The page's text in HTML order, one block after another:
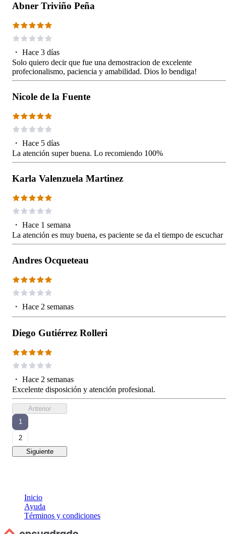
Abner Triviño Peña
・ Hace 3 días
Solo quiero decir que fue una demostracion de excelente
profecionalismo, paciencia y amabilidad. Dios lo bendiga!
Nicole de la Fuente
・ Hace 5 días
La atención super buena. Lo recomiendo 100%
Karla Valenzuela Martinez
・ Hace 1 semana
La atención es muy buena, es paciente se da el tiempo de escuchar
Andres Ocqueteau
・ Hace 2 semanas
Diego Gutiérrez Rolleri
・ Hace 2 semanas
Excelente disposición y atención profesional.
Anterior
1
2
Siguiente
Inicio
Ayuda
Términos y condiciones